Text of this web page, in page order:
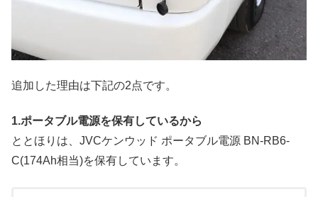
追加した理由は下記の2点です。
1.ポータブル電源を保有しているから
ととほりは、JVCケンウッド ポータブル電源 BN-RB6-
C(174Ah相当)を保有しています。